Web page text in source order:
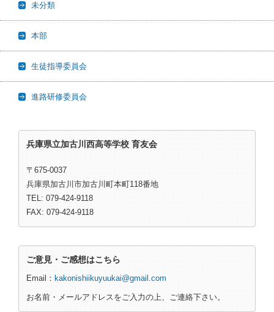
未分類
本部
生徒指導委員会
進路研修委員会
兵庫県立加古川西高等学校 育友会
〒675-0037
兵庫県加古川市加古川町本町118番地
TEL: 079-424-9118
FAX: 079-424-9118
ご意見・ご感想はこちら
Email： kakonishiikuyuukai@gmail.com
お名前・メールアドレスをご入力の上、ご連絡下さい。